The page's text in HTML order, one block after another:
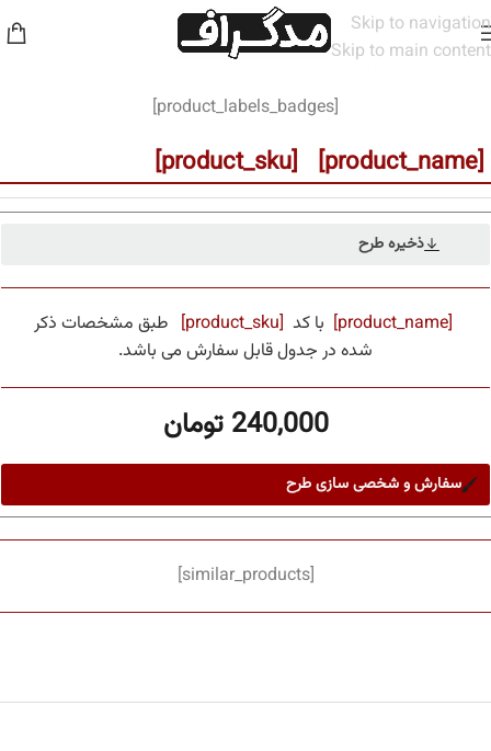
Skip to navigation
Skip to main content
خانه/مخاطب /زنانه
[product_labels_badges]
[product_name] [product_sku]
ذخیره طرح
[product_name] با کد [product_sku]
طبق مشخصات ذکر
شده در جدول قابل سفارش می باشد.
240,000 تومان
سفارش و شخصی سازی طرح
[similar_products]